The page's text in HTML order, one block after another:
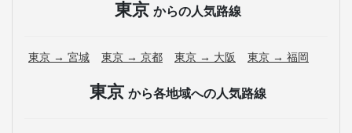
東京 からの人気路線
東京 → 宮城 東京 → 京都 東京 → 大阪 東京 → 福岡
東京 から各地域への人気路線